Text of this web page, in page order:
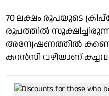
70 ലക്ഷം രൂപയുടെ
രൂപത്തിൽ
അന്വേഷണത്തിൽ
കറന്‍സി വഴിയാണ്